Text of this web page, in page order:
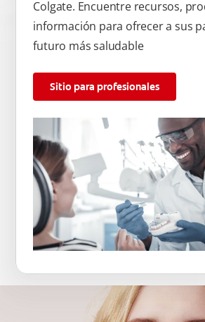
Colgate. Encuentre recursos,
información para ofrecer a sus
futuro más saludable
Sitio para profesionales